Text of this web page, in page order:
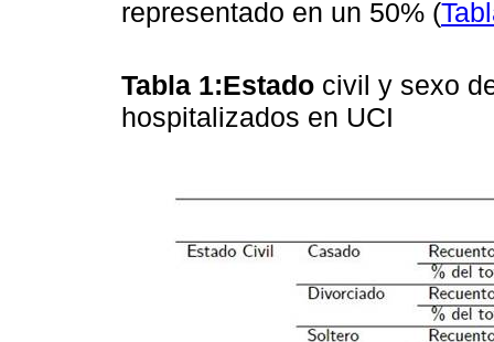
representado en un 50% (
Tabla 1:Estado civil y sexo
hospitalizados en UCI